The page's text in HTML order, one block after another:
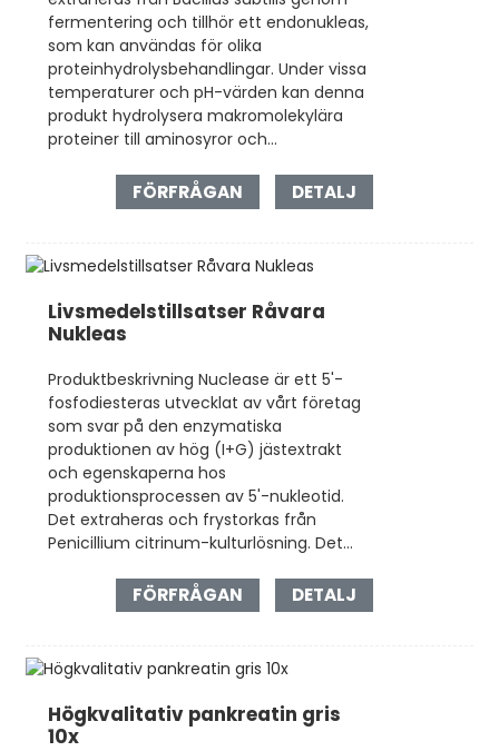
fermentering och tillhör ett endonukleas,
som kan användas för olika
proteinhydrolysbehandlingar. Under vissa
temperaturer och pH-värden kan denna
produkt hydrolysera makromolekylära
proteiner till aminosyror och...
FÖRFRÅGAN DETALJ
Livsmedelstillsatser Råvara
Nukleas
Produktbeskrivning Nuclease är ett 5'-
fosfodiesteras utvecklat av vårt företag
som svar på den enzymatiska
produktionen av hög (I+G) jästextrakt
och egenskaperna hos
produktionsprocessen av 5'-nukleotid.
Det extraheras och frystorkas från
Penicillium citrinum-kulturlösning. Det...
FÖRFRÅGAN DETALJ
Högkvalitativ pankreatin gris
10x